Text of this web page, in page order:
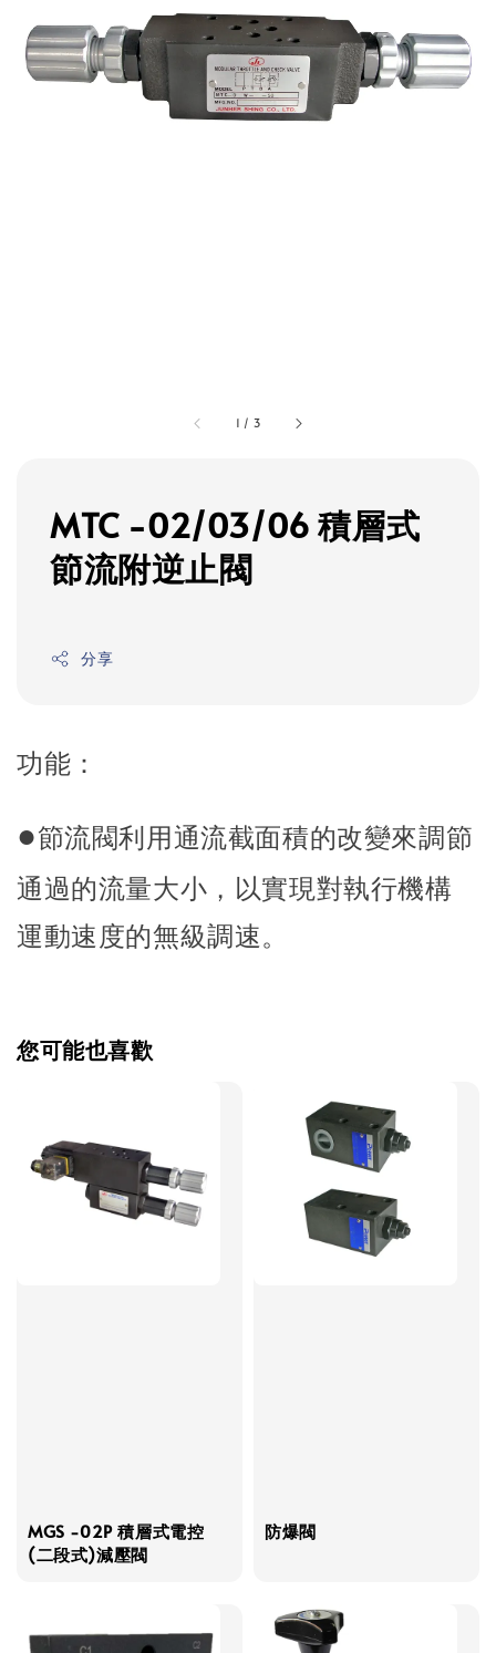
1 / 3
MTC -02/03/06 積層式
節流附逆止閥
分享
功能：
●節流閥利用通流截面積的改變來調節
通過的流量大小，以實現對執行機構
運動速度的無級調速。
您可能也喜歡
MGS -02P 積層式電控
(二段式)減壓閥
防爆閥